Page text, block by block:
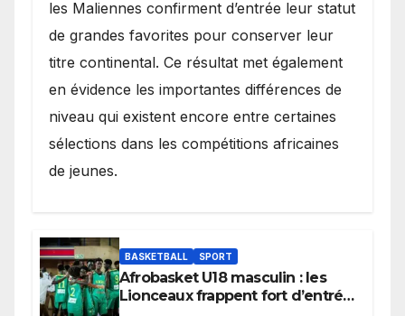
les Maliennes confirment d’entrée leur statut
de grandes favorites pour conserver leur
titre continental. Ce résultat met également
en évidence les importantes différences de
niveau qui existent encore entre certaines
sélections dans les compétitions africaines
de jeunes.
BASKETBALL SPORT
Afrobasket U18 masculin : les
Lionceaux frappent fort d’entrée